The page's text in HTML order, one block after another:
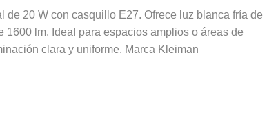
de 20 W con casquillo E27. Ofrece luz blanca fría de
1600 lm. Ideal para espacios amplios o áreas de
clara y uniforme. Marca Kleiman